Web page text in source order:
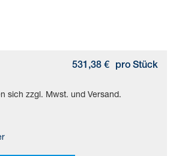
Bedienelemente=
500 mA, * über Summe aller
531,38 € pro Stück
sich zzgl. Mwst. und Versand.